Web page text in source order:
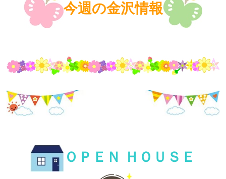
今週の金沢情報
ＯＰＥＮ ＨＯＵＳＥ